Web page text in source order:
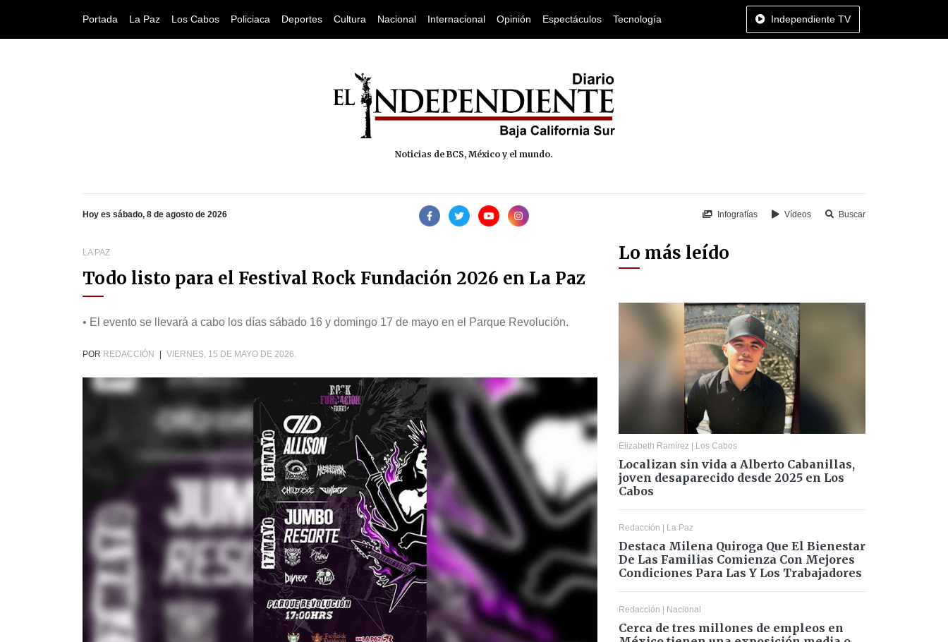
Portada La Paz Los Cabos Policiaca Deportes Cultura Nacional Internacional Opinión Espectáculos Tecnología Independiente TV
Noticias de BCS, México y el mundo.
Hoy es sábado, 8 de agosto de 2026 Infografías Vídeos Buscar
LA PAZ
Todo listo para el Festival Rock Fundación 2026 en La Paz
• El evento se llevará a cabo los días sábado 16 y domingo 17 de mayo en el Parque Revolución.
POR REDACCIÓN VIERNES, 15 DE MAYO DE 2026.
Lo más leído
Elizabeth Ramírez | Los Cabos
Localizan sin vida a Alberto Cabanillas,
joven desaparecido desde 2025 en Los
Cabos
Redacción | La Paz
Destaca Milena Quiroga Que El Bienestar
De Las Familias Comienza Con Mejores
Condiciones Para Las Y Los Trabajadores
Redacción | Nacional
Cerca de tres millones de empleos en